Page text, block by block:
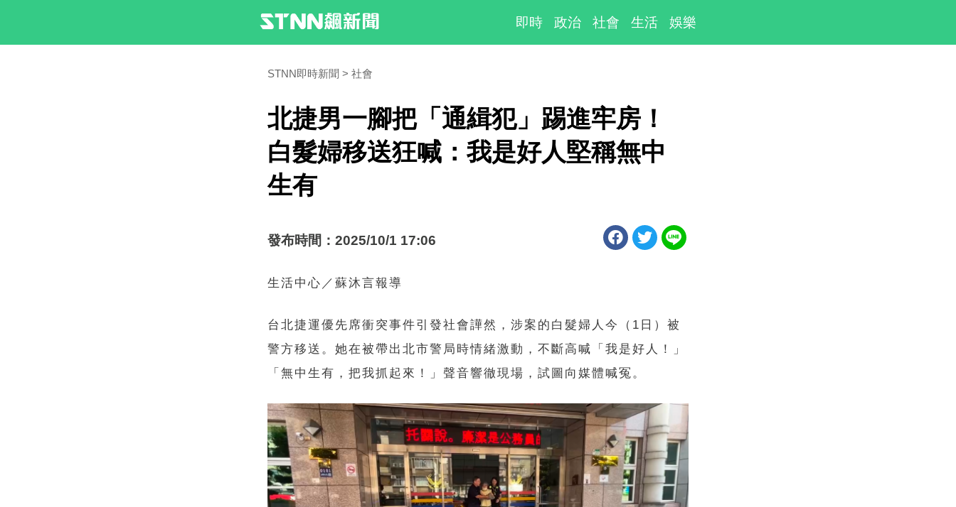
即時 政治 社會 生活 娛樂
STNN即時新聞 社會
北捷男一腳把「通緝犯」踢進牢房！
白髮婦移送狂喊：我是好人堅稱無中
生有
發布時間：2025/10/1 17:06
生活中心／蘇沐言報導
台北捷運優先席衝突事件引發社會譁然，涉案的白髮婦人今（1日）被
警方移送。她在被帶出北市警局時情緒激動，不斷高喊「我是好人！」
「無中生有，把我抓起來！」聲音響徹現場，試圖向媒體喊冤。